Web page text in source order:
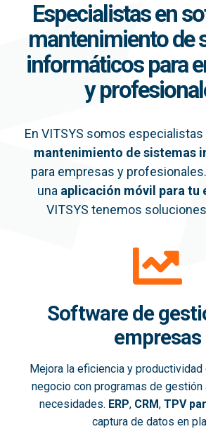
Especialistas en
mantenimiento de
informáticos para
y
En VITSYS somos especialistas
mantenimiento de sistemas
para empresas y
una aplicación móvil para tu
VITSYS tenemos
Software de
empresas
Mejora la eficiencia y
negocio con programas de gestión
necesidades. ERP, CRM, TPV
captura de datos en